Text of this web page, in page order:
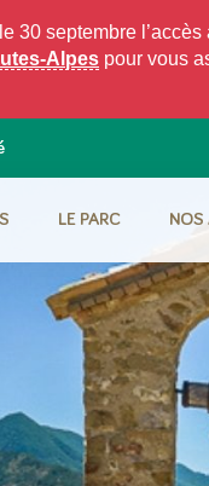
30 septembre
Alpes pour vous
LE PARC NOS